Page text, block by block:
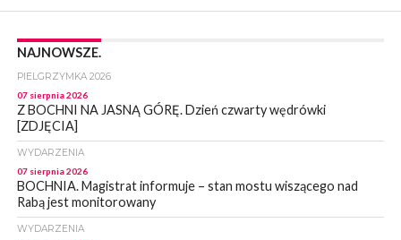
NAJNOWSZE.
PIELGRZYMKA 2026
07 sierpnia 2026
Z BOCHNI NA JASNĄ GÓRĘ. Dzień czwarty wędrówki
[ZDJĘCIA]
WYDARZENIA
07 sierpnia 2026
BOCHNIA. Magistrat informuje – stan mostu wiszącego nad
Rabą jest monitorowany
WYDARZENIA